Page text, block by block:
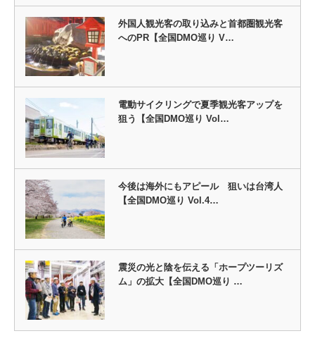
外国人観光客の取り込みと首都圏観光客
へのPR【全国DMO巡り V…
電動サイクリングで夏季観光客アップを
狙う【全国DMO巡り Vol…
今後は海外にもアピール 狙いは台湾人
【全国DMO巡り Vol.4…
震災の光と陰を伝える「ホープツーリズ
ム」の拡大【全国DMO巡り …